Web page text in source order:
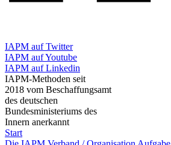
IAPM auf Twitter
IAPM auf Youtube
IAPM auf Linkedin
IAPM-Methoden seit
2018 vom Beschaffungsamt
des deutschen
Bundesministeriums des
Innern anerkannt
Start